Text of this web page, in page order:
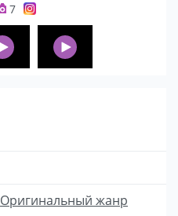
7
Оригинальный жанр